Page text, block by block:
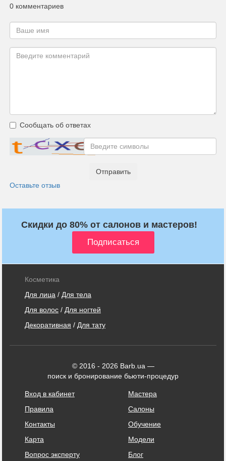
0 комментариев
Сообщать об ответах
Отправить
Оставьте отзыв
Скидки до 80% от салонов и мастеров!
Косметика
Для лица / Для тела
Для волос / Для ногтей
Декоративная / Для тату
© 2016 - 2026 Barb.ua —
поиск и бронирование бьюти-процедур
Вход в кабинет
Правила
Контакты
Карта
Вопрос эксперту
Мастера
Салоны
Обучение
Модели
Блог